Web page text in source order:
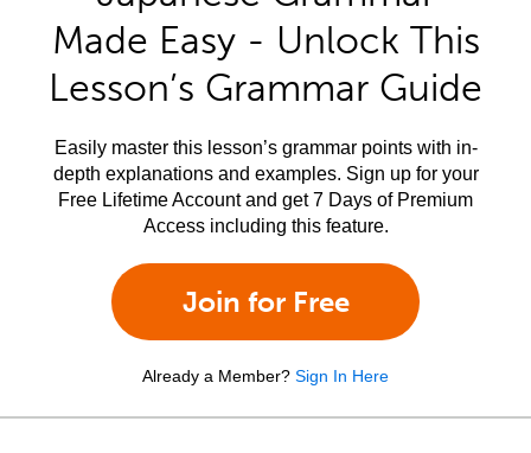
Made Easy - Unlock This
Lesson’s Grammar Guide
Easily master this lesson’s grammar points with in-
depth explanations and examples. Sign up for your
Free Lifetime Account and get 7 Days of Premium
Access including this feature.
Join for Free
Already a Member? Sign In Here